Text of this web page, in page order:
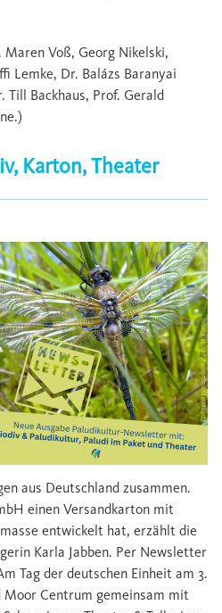
Maren Voß, Georg Nikelski,
Lemke, Dr. Balázs Baranyai
Backhaus, Prof. Gerald
Karton, Theater
aus Deutschland zusammen.
einen Versandkarton mit
entwickelt hat, erzählt die
Karla Jabben. Per Newsletter
Tag der deutschen Einheit am 3.
Centrum gemeinsam mit